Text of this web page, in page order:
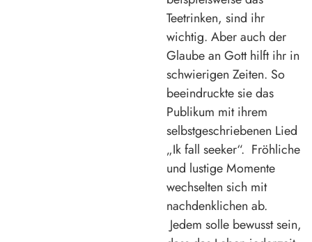
Teetrinken, sind ihr
wichtig. Aber auch der
Glaube an Gott hilft ihr in
schwierigen Zeiten. So
beeindruckte sie das
Publikum mit ihrem
selbstgeschriebenen Lied
„Ik fall seeker“. Fröhliche
und lustige Momente
wechselten sich mit
nachdenklichen ab.
Jedem solle bewusst sein,